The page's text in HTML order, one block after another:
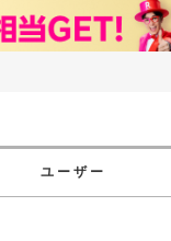
ユーザー